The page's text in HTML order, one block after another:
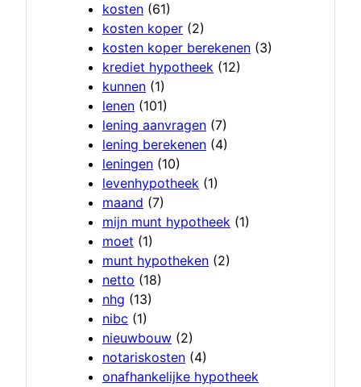
kosten (61)
kosten koper (2)
kosten koper berekenen (3)
krediet hypotheek (12)
kunnen (1)
lenen (101)
lening aanvragen (7)
lening berekenen (4)
leningen (10)
levenhypotheek (1)
maand (7)
mijn munt hypotheek (1)
moet (1)
munt hypotheken (2)
netto (18)
nhg (13)
nibc (1)
nieuwbouw (2)
notariskosten (4)
onafhankelijke hypotheek